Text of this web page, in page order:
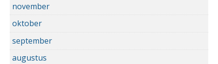
november
oktober
september
augustus